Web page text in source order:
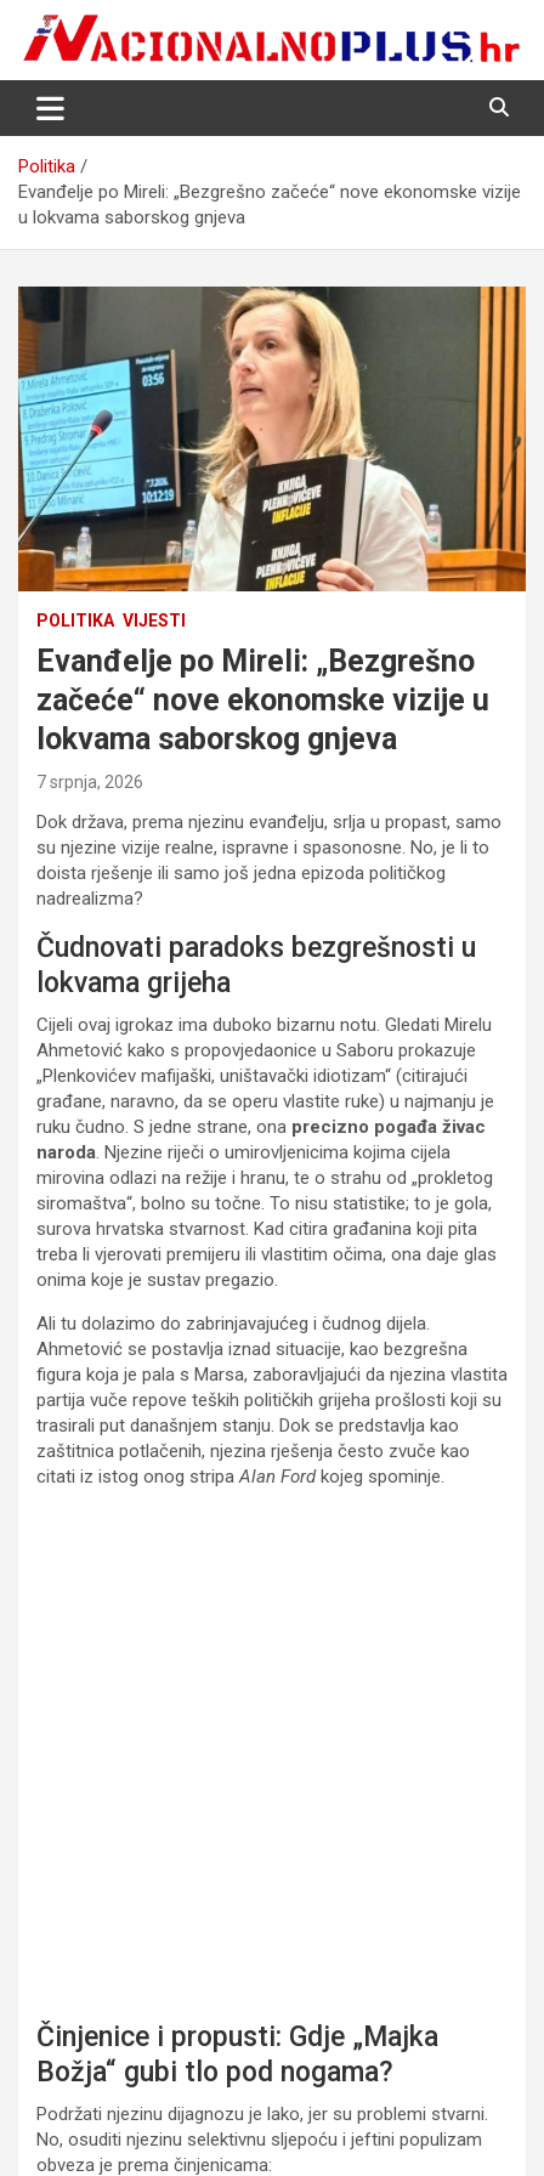
content
NacionalnoPlus.hr
Nacija želi znati više
Politika
Evanđelje po Mireli: „Bezgrešno začeće“ nove ekonomske vizije
u lokvama saborskog gnjeva
POLITIKA VIJESTI
Evanđelje po Mireli: „Bezgrešno
začeće“ nove ekonomske vizije u
lokvama saborskog gnjeva
7 srpnja, 2026
Dok država, prema njezinu evanđelju, srlja u propast, samo
su njezine vizije realne, ispravne i spasonosne. No, je li to
doista rješenje ili samo još jedna epizoda političkog
nadrealizma?
Čudnovati paradoks bezgrešnosti u
lokvama grijeha
Cijeli ovaj igrokaz ima duboko bizarnu notu. Gledati Mirelu
Ahmetović kako s propovjedaonice u Saboru prokazuje
„Plenkovićev mafijaški, uništavački idiotizam“ (citirajući
građane, naravno, da se operu vlastite ruke) u najmanju je
ruku čudno. S jedne strane, ona precizno pogađa živac
naroda. Njezine riječi o umirovljenicima kojima cijela
mirovina odlazi na režije i hranu, te o strahu od „prokletog
siromaštva“, bolno su točne. To nisu statistike; to je gola,
surova hrvatska stvarnost. Kad citira građanina koji pita
treba li vjerovati premijeru ili vlastitim očima, ona daje glas
onima koje je sustav pregazio.
Ali tu dolazimo do zabrinjavajućeg i čudnog dijela.
Ahmetović se postavlja iznad situacije, kao bezgrešna
figura koja je pala s Marsa, zaboravljajući da njezina vlastita
partija vuče repove teških političkih grijeha prošlosti koji su
trasirali put današnjem stanju. Dok se predstavlja kao
zaštitnica potlačenih, njezina rješenja često zvuče kao
citati iz istog onog stripaAlan Fordkojeg spominje.
Činjenice i propusti: Gdje „Majka
Božja“ gubi tlo pod nogama?
Podržati njezinu dijagnozu je lako, jer su problemi stvarni.
No, osuditi njezinu selektivnu sljepoću i jeftini populizam
obveza je prema činjenicama: